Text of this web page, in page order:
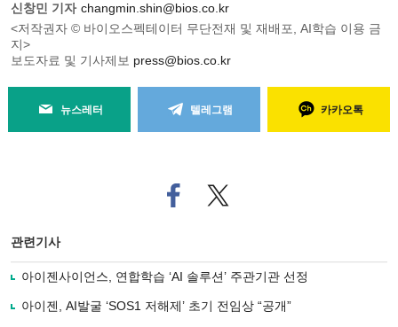
신창민 기자 changmin.shin@bios.co.kr
<저작권자 © 바이오스펙테이터 무단전재 및 재배포, AI학습 이용 금
지>
보도자료 및 기사제보 press@bios.co.kr
뉴스레터 텔레그램 카카오톡
페
이
로
사
트위
터로
관련기사
아이젠사이언스, 연합학습 ‘AI 솔루션’ 주관기관 선정
아이젠, AI발굴 ‘SOS1 저해제’ 초기 전임상 “공개”